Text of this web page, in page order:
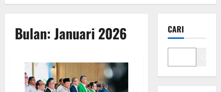
Bulan:Januari 2026 CARI